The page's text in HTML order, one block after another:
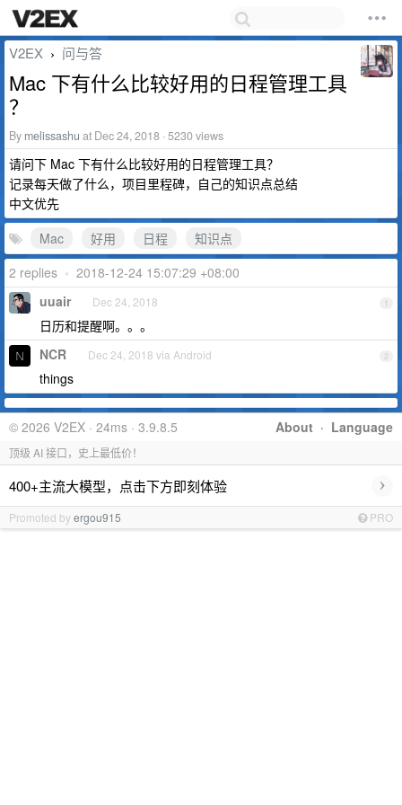
V2EX › 问与答
Mac 下有什么比较好用的日程管理工具
？
By melissashu at Dec 24, 2018 · 5230 views
请问下 Mac 下有什么比较好用的日程管理工具？
记录每天做了什么，项目里程碑，自己的知识点总结
中文优先
Mac
好用 日程
知识点
2 replies • 2018-12-24 15:07:29 +08:00
1
uuair Dec 24, 2018
日历和提醒啊。。。
2
NCR Dec 24, 2018 via Android
things
About · Language
© 2026 V2EX · 24ms · 3.9.8.5
顶级 AI 接口，史上最低价！
400+主流大模型，点击下方即刻体验 ›
Promoted byergou915 PRO